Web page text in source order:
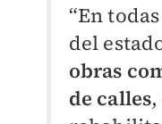
“En
del
obras
de calles